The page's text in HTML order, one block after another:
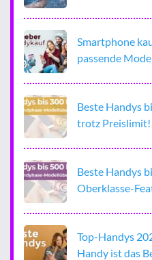
Smartphone
passende
Beste Handys
trotz Preislimit!
Beste Handys
Oberklasse-
Top-Handys
Handy ist das